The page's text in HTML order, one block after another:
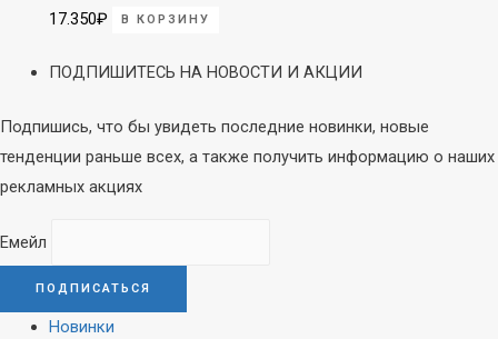
17.350₽ В КОРЗИНУ
ПОДПИШИТЕСЬ НА НОВОСТИ И АКЦИИ
Подпишись, что бы увидеть последние новинки, новые
тенденции раньше всех, а также получить информацию о наших
рекламных акциях
Емейл
Новинки